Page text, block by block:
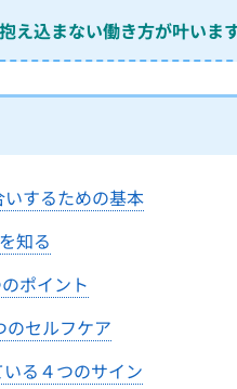
え込まない働き方が叶います
するための基本
知る
ポイント
のセルフケア
る４つのサイン